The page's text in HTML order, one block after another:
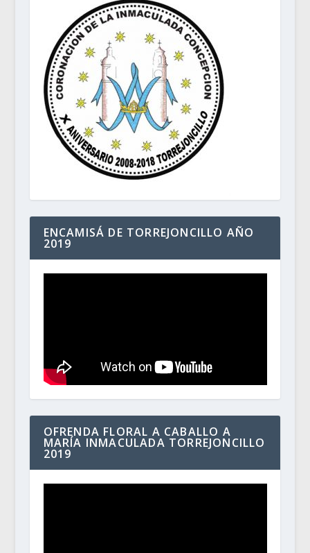
ENCAMISÁ DE TORREJONCILLO AÑO
2019
OFRENDA FLORAL A CABALLO A
MARÍA INMACULADA TORREJONCILLO
2019